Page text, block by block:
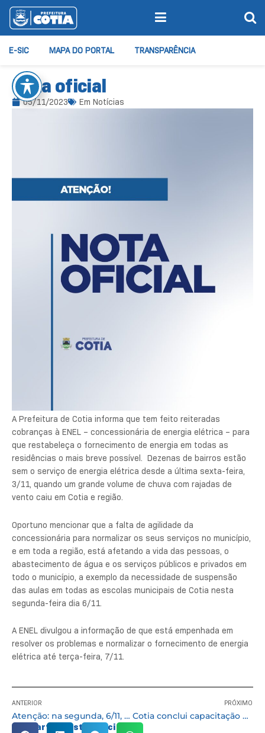
E-SIC MAPA DO PORTAL TRANSPARÊNCIA
Nota oficial
05/11/2023 Em Notícias
A Prefeitura de Cotia informa que tem feito reiteradas
cobranças à ENEL – concessionária de energia elétrica – para
que restabeleça o fornecimento de energia em todas as
residências o mais breve possível. Dezenas de bairros estão
sem o serviço de energia elétrica desde a última sexta-feira,
3/11, quando um grande volume de chuva com rajadas de
vento caiu em Cotia e região.
Oportuno mencionar que a falta de agilidade da
concessionária para normalizar os seus serviços no município,
e em toda a região, está afetando a vida das pessoas, o
abastecimento de água e os serviços públicos e privados em
todo o município, a exemplo da necessidade de suspensão
das aulas em todas as escolas municipais de Cotia nesta
segunda-feira dia 6/11.
A ENEL divulgou a informação de que está empenhada em
resolver os problemas e normalizar o fornecimento de energia
elétrica até terça-feira, 7/11.
ANTERIOR
Atenção: na segunda, 6/11, as aulas estarão suspensas nas escolas municipais
PRÓXIMO
Cotia conclui capacitação oferecida a cuidadores de pessoas idosas
Compartilhe esta notícia: